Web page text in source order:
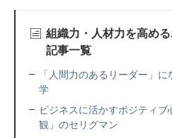
組織力・人材力を高め
記事一覧
「人間力のあるリーダー」
学
ビジネスに活かすポジティ
観」のセリグマン